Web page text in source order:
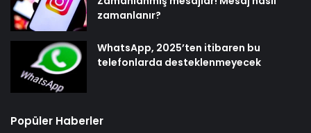
zamanlanır?
WhatsApp, 2025’ten itibaren bu
telefonlarda desteklenmeyecek
Popüler Haberler